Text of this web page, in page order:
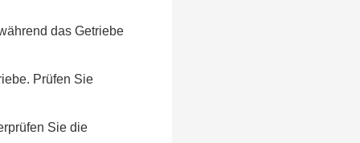
das Getriebe
Prüfen Sie
Sie die